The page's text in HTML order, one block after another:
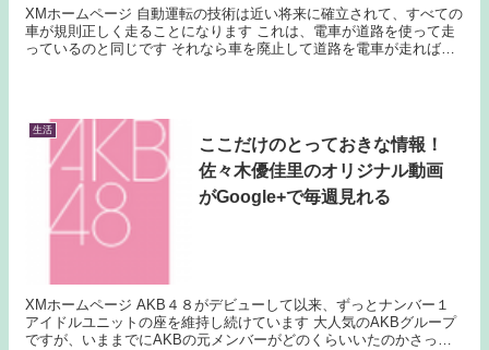
XMホームページ 自動運転の技術は近い将来に確立されて、すべての
車が規則正しく走ることになります これは、電車が道路を使って走
っているのと同じです それなら車を廃止して道路を電車が走ればい
生活
ここだけのとっておきな情報！
佐々木優佳里のオリジナル動画
がGoogle+で毎週見れる
XMホームページ AKB４８がデビューして以来、ずっとナンバー１
アイドルユニットの座を維持し続けています 大人気のAKBグループ
ですが、いままでにAKBの元メンバーがどのくらいいたのかさっぱ